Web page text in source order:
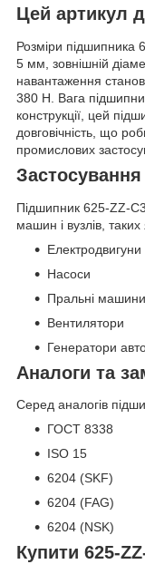
Цей артикул
Розміри підшипника
5 мм, зовнішній
навантаження
380 Н. Вага
конструкції, цей
довговічність, що
промислових
Підшипник 625-ZZ-
машин і вузлів, таких
Електродвигуни
Насоси
Пральні машини
Вентилятори
Генератори
Аналоги та
Серед аналогів
ГОСТ 8338
ISO 15
6204 (SKF)
6204 (FAG)
6204 (NSK)
Купити 625-